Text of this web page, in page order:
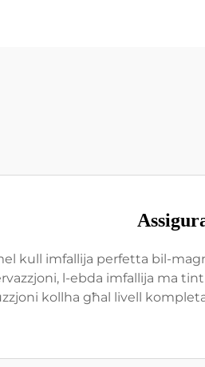
kull imfallija perfetta bil-
l-ebda imfallija ma
kollha għal livell